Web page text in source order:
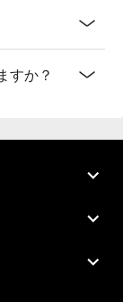
すか？